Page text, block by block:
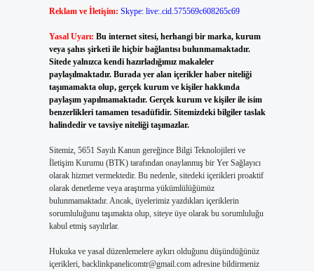
Reklam ve İletişim: Skype: live:.cid.575569c608265c69
Yasal Uyarı: Bu internet sitesi, herhangi bir marka, kurum
veya şahıs şirketi ile hiçbir bağlantısı bulunmamaktadır.
Sitede yalnızca kendi hazırladığımız makaleler
paylaşılmaktadır. Burada yer alan içerikler haber niteliği
taşımamakta olup, gerçek kurum ve kişiler hakkında
paylaşım yapılmamaktadır. Gerçek kurum ve kişiler ile isim
benzerlikleri tamamen tesadüfidir. Sitemizdeki bilgiler taslak
halindedir ve tavsiye niteliği taşımazlar.
Sitemiz, 5651 Sayılı Kanun gereğince Bilgi Teknolojileri ve
İletişim Kurumu (BTK) tarafından onaylanmış bir Yer Sağlayıcı
olarak hizmet vermektedir. Bu nedenle, sitedeki içerikleri proaktif
olarak denetleme veya araştırma yükümlülüğümüz
bulunmamaktadır. Ancak, üyelerimiz yazdıkları içeriklerin
sorumluluğunu taşımakta olup, siteye üye olarak bu sorumluluğu
kabul etmiş sayılırlar.
Hukuka ve yasal düzenlemelere aykırı olduğunu düşündüğünüz
içerikleri, backlinkpanelicomtr@gmail.comadresine bildirmeniz